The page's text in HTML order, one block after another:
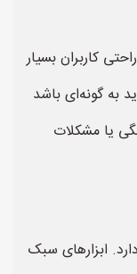
کاربران بسیار
به گونه‌ای باشد
یا مشکلات
دارد. ابزارهای سبک